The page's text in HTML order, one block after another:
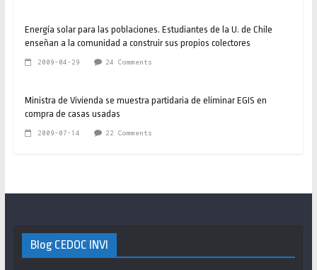
Energía solar para las poblaciones. Estudiantes de la U. de Chile
enseñan a la comunidad a construir sus propios colectores
2009-04-29 24 Comments
Ministra de Vivienda se muestra partidaria de eliminar EGIS en
compra de casas usadas
2009-07-14 22 Comments
Blog CEDOC INVI